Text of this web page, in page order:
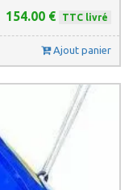
154.00 € TTC livré
Ajout panier